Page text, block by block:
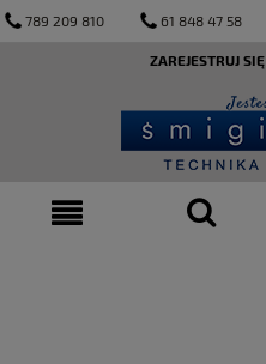
789 209 810 61 848 47 58
ZAREJESTRUJ SIĘ